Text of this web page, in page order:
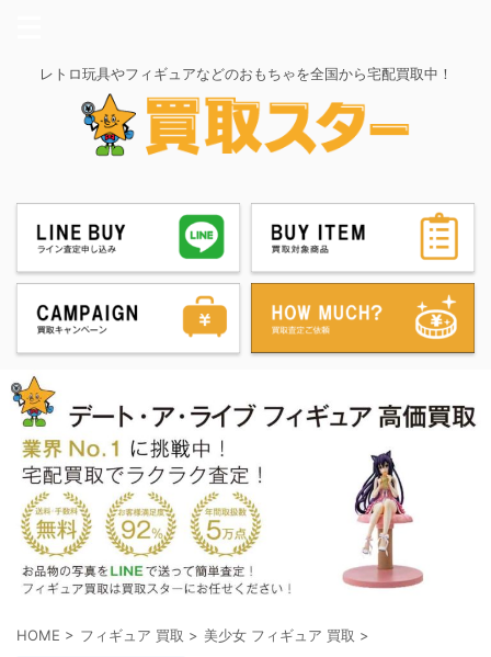
レトロ玩具やフィギュアなどのおもちゃを全国から宅配買取中！
HOME > フィギュア 買取 > 美少女 フィギュア 買取 >